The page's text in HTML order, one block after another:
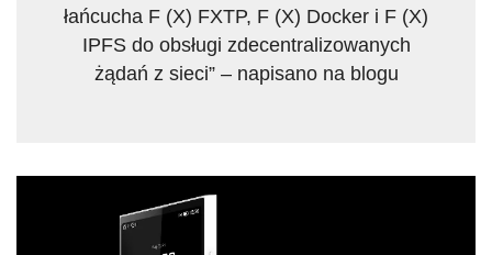
łańcucha F (X) FXTP, F (X) Docker i F (X)
IPFS do obsługi zdecentralizowanych
żądań z sieci” – napisano na blogu